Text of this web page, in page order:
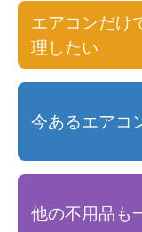
エアコンだけ
理したい
今あるエアコ
他の不用品も